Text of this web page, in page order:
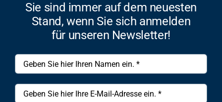
Sie sind immer auf dem neuesten
Stand, wenn Sie sich anmelden
für unseren Newsletter!